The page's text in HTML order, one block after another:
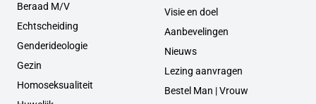
Beraad M/V
Echtscheiding
Genderideologie
Gezin
Homoseksualiteit
Visie en doel
Aanbevelingen
Nieuws
Lezing aanvragen
Bestel Man | Vrouw